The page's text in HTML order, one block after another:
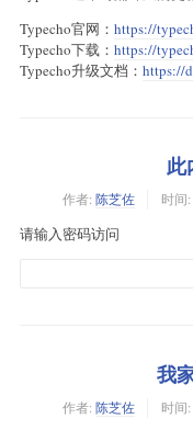
Typecho官网： https://
Typecho下载： https://
Typecho升级文档： https://
此
作者: 陈芝佐 时间:
请输入密码访问
我
作者: 陈芝佐 时间: